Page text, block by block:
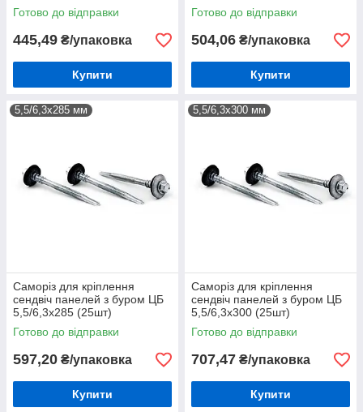
Готово до відправки
445,49 ₴/упаковка
Купити
Готово до відправки
504,06 ₴/упаковка
Купити
5,5/6,3х285 мм
Саморіз для кріплення
сендвіч панелей з буром ЦБ
5,5/6,3х285 (25шт)
Готово до відправки
597,20 ₴/упаковка
Купити
5,5/6,3х300 мм
Саморіз для кріплення
сендвіч панелей з буром ЦБ
5,5/6,3х300 (25шт)
Готово до відправки
707,47 ₴/упаковка
Купити